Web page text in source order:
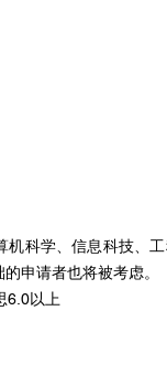
机科学、信息科技、
申请者也将被考虑。
6.0以上